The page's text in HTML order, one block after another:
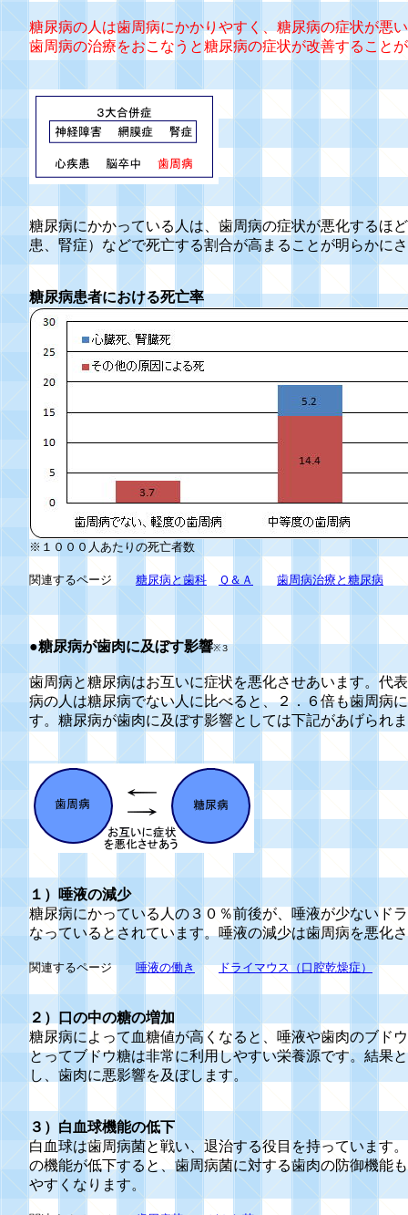
糖尿病の人は歯周病にかかりやすく、糖尿病の症状が悪
歯周病の治療をおこなうと糖尿病の症状が改善すること
糖尿病にかかっている人は、歯周病の症状が悪化するほ
患、腎症）などで死亡する割合が高まることが明らかに
糖尿病患者における死亡率
※１０００人あたりの死亡者数
関連するページ 糖尿病と歯科 Ｑ＆Ａ 歯周病治療と糖尿病
●糖尿病が歯肉に及ぼす影響※３
歯周病と糖尿病はお互いに症状を悪化させあいます。代
病の人は糖尿病でない人に比べると、２．６倍も歯周病
す。糖尿病が歯肉に及ぼす影響としては下記があげられ
１）唾液の減少
糖尿病にかっている人の３０％前後が、唾液が少ないド
なっているとされています。唾液の減少は歯周病を悪化
関連するページ 唾液の働き ドライマウス（口腔乾燥症）
２）口の中の糖の増加
糖尿病によって血糖値が高くなると、唾液や歯肉のブド
とってブドウ糖は非常に利用しやすい栄養源です。結果
し、歯肉に悪影響を及ぼします。
３）白血球機能の低下
白血球は歯周病菌と戦い、退治する役目を持っています
の機能が低下すると、歯周病菌に対する歯肉の防御機能
やすくなります。